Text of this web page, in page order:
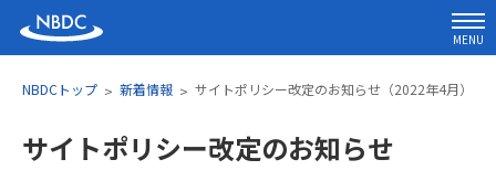
MENU
NBDCトップ 新着情報 サイトポリシー改定のお知らせ（2022年4月）
サイトポリシー改定のお知らせ